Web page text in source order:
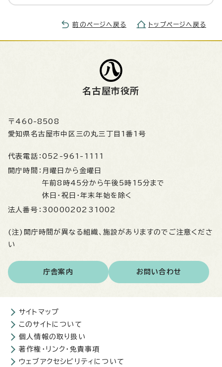
前のページへ戻る トップページへ戻る
名古屋市役所
〒460-8508
愛知県名古屋市中区三の丸三丁目1番1号
代表電話： 052-961-1111
開庁時間： 月曜日から金曜日
午前8時45分から午後5時15分まで
休日・祝日・年末年始を除く
法人番号： 3000020231002
(注)開庁時間が異なる組織、施設がありますのでご注意くださ
い
庁舎案内 お問い合わせ
サイトマップ
このサイトについて
個人情報の取り扱い
著作権・リンク・免責事項
ウェブアクセシビリティについて